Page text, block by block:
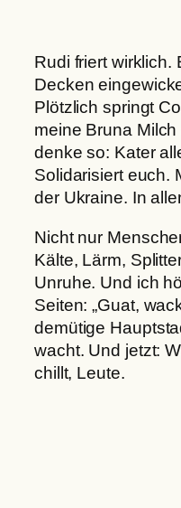
Rudi friert wirklich.
Decken
Plötzlich springt
meine Bruna
denke so: Kater
Solidarisiert euch.
der Ukraine. In
Nicht nur
Kälte, Lärm,
Unruhe. Und ich
Seiten: „Guat,
demütige
wacht. Und jetzt:
chillt, Leute.